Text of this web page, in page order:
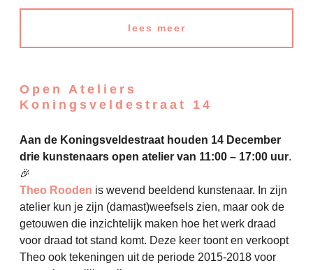
lees meer
Open Ateliers
Koningsveldestraat 14
Aan de Koningsveldestraat houden 14 December
drie kunstenaars open atelier van 11:00 – 17:00 uur.
🎉
Theo Rooden is wevend beeldend kunstenaar. In zijn
atelier kun je zijn (damast)weefsels zien, maar ook de
getouwen die inzichtelijk maken hoe het werk draad
voor draad tot stand komt. Deze keer toont en verkoopt
Theo ook tekeningen uit de periode 2015-2018 voor